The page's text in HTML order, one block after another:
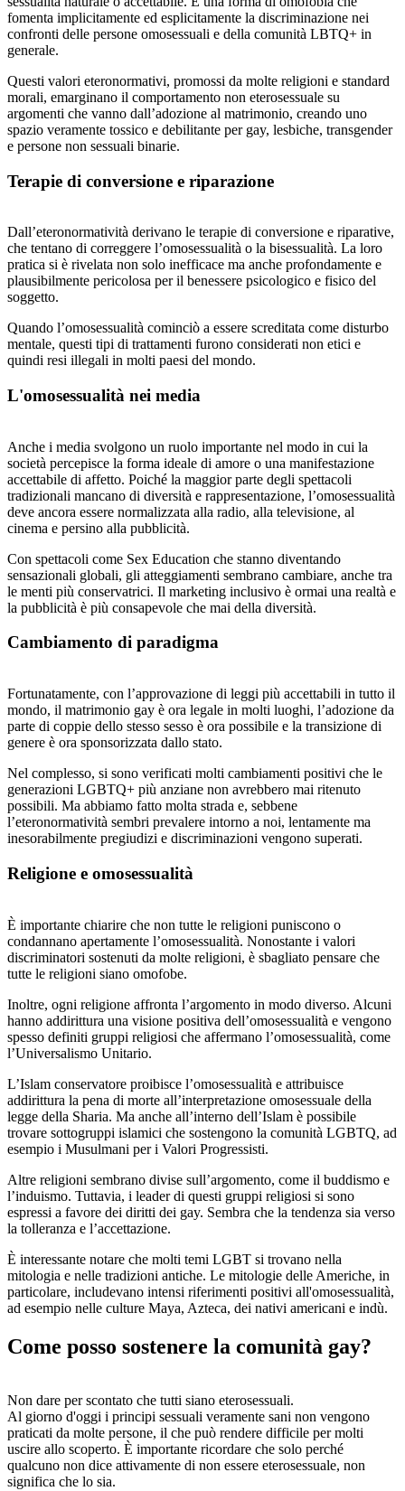
fomenta implicitamente ed esplicitamente la discriminazione nei
confronti delle persone omosessuali e della comunità LBTQ+ in
generale.
Questi valori eteronormativi, promossi da molte religioni e standard
morali, emarginano il comportamento non eterosessuale su
argomenti che vanno dall’adozione al matrimonio, creando uno
spazio veramente tossico e debilitante per gay, lesbiche, transgender
e persone non sessuali binarie.
Terapie di conversione e riparazione
Dall’eteronormatività derivano le terapie di conversione e riparative,
che tentano di correggere l’omosessualità o la bisessualità. La loro
pratica si è rivelata non solo inefficace ma anche profondamente e
plausibilmente pericolosa per il benessere psicologico e fisico del
soggetto.
Quando l’omosessualità cominciò a essere screditata come disturbo
mentale, questi tipi di trattamenti furono considerati non etici e
quindi resi illegali in molti paesi del mondo.
L'omosessualità nei media
Anche i media svolgono un ruolo importante nel modo in cui la
società percepisce la forma ideale di amore o una manifestazione
accettabile di affetto. Poiché la maggior parte degli spettacoli
tradizionali mancano di diversità e rappresentazione, l’omosessualità
deve ancora essere normalizzata alla radio, alla televisione, al
cinema e persino alla pubblicità.
Con spettacoli come Sex Education che stanno diventando
sensazionali globali, gli atteggiamenti sembrano cambiare, anche tra
le menti più conservatrici. Il marketing inclusivo è ormai una realtà e
la pubblicità è più consapevole che mai della diversità.
Cambiamento di paradigma
Fortunatamente, con l’approvazione di leggi più accettabili in tutto il
mondo, il matrimonio gay è ora legale in molti luoghi, l’adozione da
parte di coppie dello stesso sesso è ora possibile e la transizione di
genere è ora sponsorizzata dallo stato.
Nel complesso, si sono verificati molti cambiamenti positivi che le
generazioni LGBTQ+ più anziane non avrebbero mai ritenuto
possibili. Ma abbiamo fatto molta strada e, sebbene
l’eteronormatività sembri prevalere intorno a noi, lentamente ma
inesorabilmente pregiudizi e discriminazioni vengono superati.
Religione e omosessualità
È importante chiarire che non tutte le religioni puniscono o
condannano apertamente l’omosessualità. Nonostante i valori
discriminatori sostenuti da molte religioni, è sbagliato pensare che
tutte le religioni siano omofobe.
Inoltre, ogni religione affronta l’argomento in modo diverso. Alcuni
hanno addirittura una visione positiva dell’omosessualità e vengono
spesso definiti gruppi religiosi che affermano l’omosessualità, come
l’Universalismo Unitario.
L’Islam conservatore proibisce l’omosessualità e attribuisce
addirittura la pena di morte all’interpretazione omosessuale della
legge della Sharia. Ma anche all’interno dell’Islam è possibile
trovare sottogruppi islamici che sostengono la comunità LGBTQ, ad
esempio i Musulmani per i Valori Progressisti.
Altre religioni sembrano divise sull’argomento, come il buddismo e
l’induismo. Tuttavia, i leader di questi gruppi religiosi si sono
espressi a favore dei diritti dei gay. Sembra che la tendenza sia verso
la tolleranza e l’accettazione.
È interessante notare che molti temi LGBT si trovano nella
mitologia e nelle tradizioni antiche. Le mitologie delle Americhe, in
particolare, includevano intensi riferimenti positivi all'omosessualità,
ad esempio nelle culture Maya, Azteca, dei nativi americani e indù.
Come posso sostenere la comunità gay?
Non dare per scontato che tutti siano eterosessuali.
Al giorno d'oggi i principi sessuali veramente sani non vengono
praticati da molte persone, il che può rendere difficile per molti
uscire allo scoperto. È importante ricordare che solo perché
qualcuno non dice attivamente di non essere eterosessuale, non
significa che lo sia.